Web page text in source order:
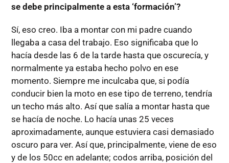
se debe principalmente a esta ‘formación’?
Sí, eso creo. Iba a montar con mi padre cuando
llegaba a casa del trabajo. Eso significaba que lo
hacía desde las 6 de la tarde hasta que oscurecía, y
normalmente ya estaba hecho polvo en ese
momento. Siempre me inculcaba que, si podía
conducir bien la moto en ese tipo de terreno, tendría
un techo más alto. Así que salía a montar hasta que
se hacía de noche. Lo hacía unas 25 veces
aproximadamente, aunque estuviera casi demasiado
oscuro para ver. Así que, principalmente, viene de eso
y de los 50cc en adelante; codos arriba, posición del